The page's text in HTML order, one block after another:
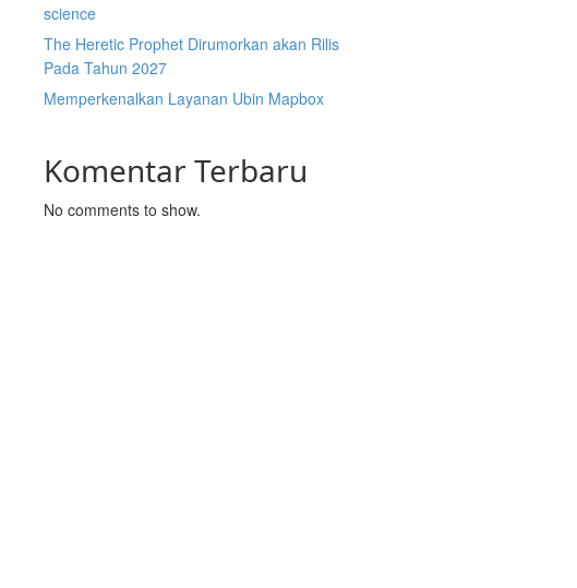
science
The Heretic Prophet Dirumorkan akan Rilis
Pada Tahun 2027
Memperkenalkan Layanan Ubin Mapbox
Komentar Terbaru
No comments to show.